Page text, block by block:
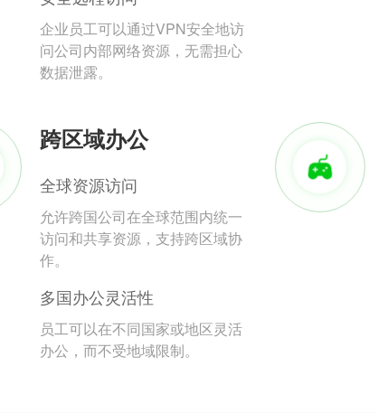
企业员工可以通过VPN安全地访
问公司内部网络资源，无需担心
数据泄露。
跨区域办公
全球资源访问
允许跨国公司在全球范围内统一
访问和共享资源，支持跨区域协
作。
多国办公灵活性
员工可以在不同国家或地区灵活
办公，而不受地域限制。